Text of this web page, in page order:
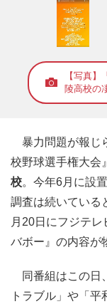
【写真
陵高校の
暴力問題が報じ
校野球選手権大会
校。今年6月に設
調査は続いている
月20日にフジテ
バボー』の内容が
同番組はこの日
トラブル」や「